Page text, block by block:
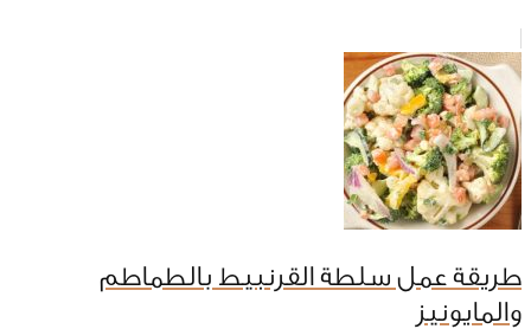
طريقة عمل سلطة القرنبيط بالطماطم
والمايونيز